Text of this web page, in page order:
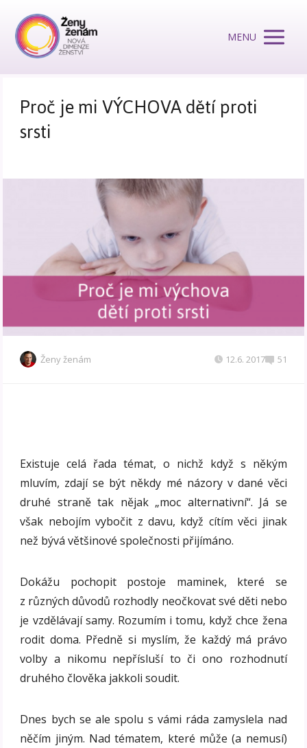
MENU
Proč je mi VÝCHOVA dětí proti
srsti
Ženy ženám 12.6. 2017 51
Existuje celá řada témat, o nichž když s někým
mluvím, zdají se být někdy mé názory v dané věci
druhé straně tak nějak „moc alternativní“. Já se
však nebojím vybočit z davu, když cítím věci jinak
než bývá většinové společnosti přijímáno.
Dokážu pochopit postoje maminek, které se
z různých důvodů rozhodly neočkovat své děti nebo
je vzdělávají samy. Rozumím i tomu, když chce žena
rodit doma. Předně si myslím, že každý má právo
volby a nikomu nepřísluší to či ono rozhodnutí
druhého člověka jakkoli soudit.
Dnes bych se ale spolu s vámi ráda zamyslela nad
něčím jiným. Nad tématem, které může (a nemusí)